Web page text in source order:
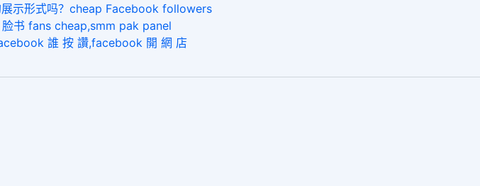
展示形式吗？cheap Facebook followers
书 fans cheap,smm pak panel
誰 按 讚,facebook 開 網 店